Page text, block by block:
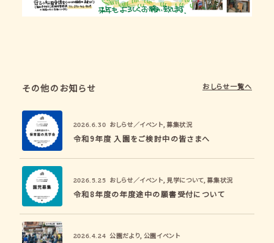
その他のお知らせ おしらせ一覧へ
2026.6.30 おしらせ／イベント,募集状況
令和9年度 入園をご検討中の皆さまへ
2026.5.25 おしらせ／イベント, 見学について,募集状況
令和8年度の年度途中の願書受付について
2026.4.24 公園だより, 公園イベント